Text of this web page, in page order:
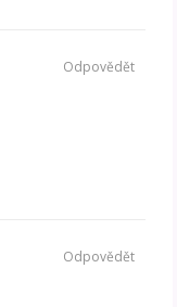
Odpovědět
Odpovědět